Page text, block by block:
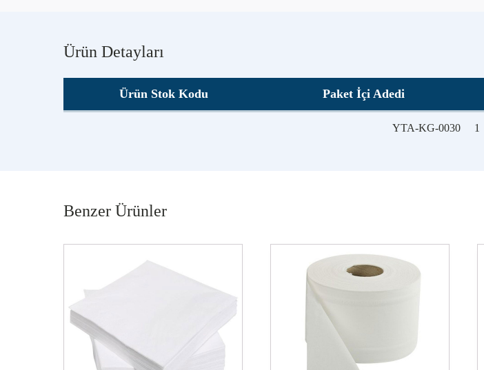
Ürün Detayları
Ürün Stok Kodu Paket İçi Adedi
YTA-KG-0030 1
Benzer Ürünler